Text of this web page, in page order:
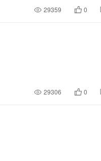
29359 0
29306 0